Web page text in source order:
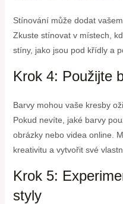
Stínování může dodat
Zkuste stínovat v místech,
stíny, jako jsou pod křídly a
Krok 4: Použijte
Barvy mohou vaše kresby
Pokud nevíte, jaké barvy
obrázky nebo videa online.
kreativitu a vytvořit své
Krok 5:
styly